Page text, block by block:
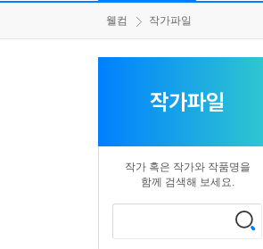
웰컴 작가파일
작가파일
작가 혹은 작가와 작품명을
함께 검색해 보세요.